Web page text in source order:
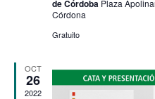
de Córdoba Plaza
Córdona
Gratuito
OCT
26
2022